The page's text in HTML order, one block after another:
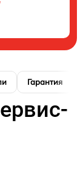
Гарантия